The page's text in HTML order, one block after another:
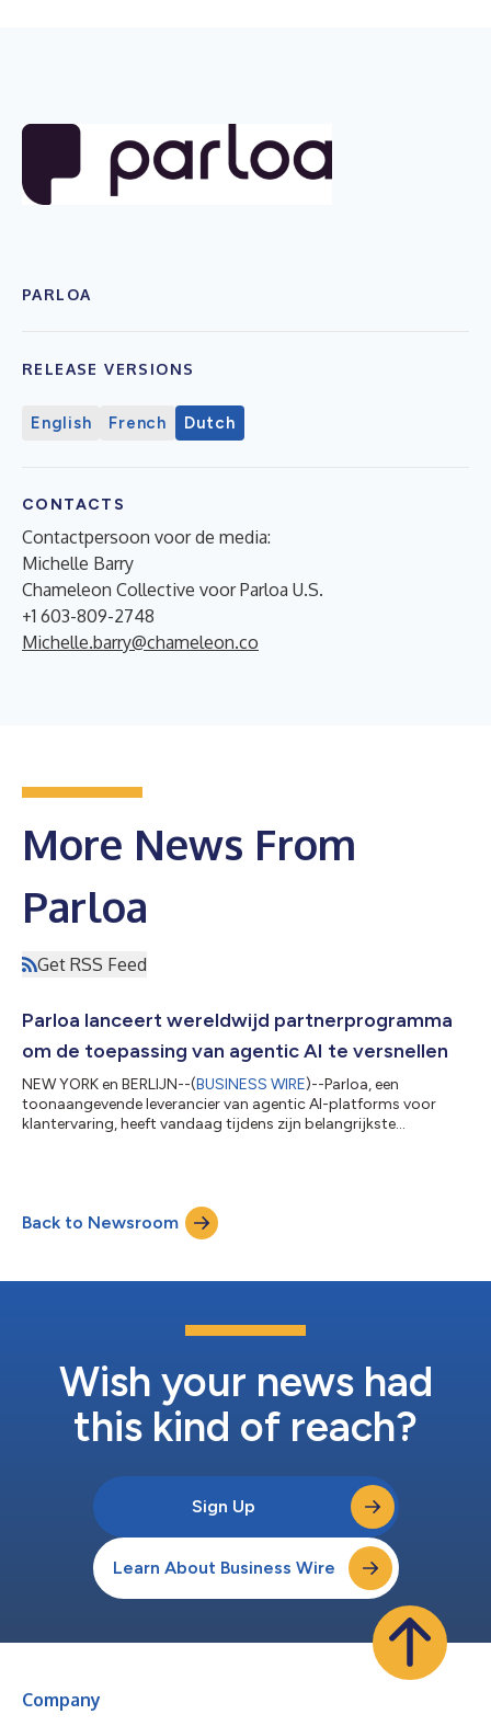
PARLOA
RELEASE VERSIONS
English French Dutch
CONTACTS
Contactpersoon voor de media:
Michelle Barry
Chameleon Collective voor Parloa U.S.
+1 603-809-2748
Michelle.barry@chameleon.co
More News From
Parloa
Get RSS Feed
Parloa lanceert wereldwijd partnerprogramma
om de toepassing van agentic AI te versnellen
NEW YORK en BERLIJN--(BUSINESS WIRE)--Parloa, een
toonaangevende leverancier van agentic AI-platforms voor
klantervaring, heeft vandaag tijdens zijn belangrijkste
dienstverleners, business process outsourcing (BPO) en
technologiepartners om samen met Parloa AI-oplossingen van
enterprise-kwaliteit te leveren voor klantbetrokkenheid. Het in...
Back to Newsroom
Wish your news had
this kind of reach?
Sign Up
Learn About Business Wire
Company